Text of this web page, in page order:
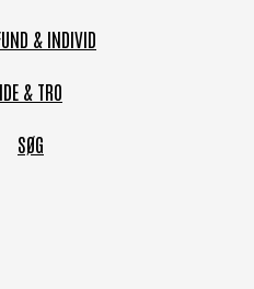
& INDIVID
IDE & TRO
SØG